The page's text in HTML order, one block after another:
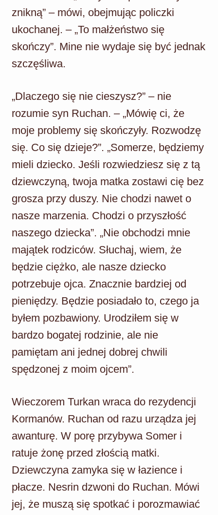
znikną” – mówi, obejmując policzki
ukochanej. – „To małżeństwo się
skończy”. Mine nie wydaje się być jednak
szczęśliwa.
„Dlaczego się nie cieszysz?” – nie
rozumie syn Ruchan. – „Mówię ci, że
moje problemy się skończyły. Rozwodzę
się. Co się dzieje?”. „Somerze, będziemy
mieli dziecko. Jeśli rozwiedziesz się z tą
dziewczyną, twoja matka zostawi cię bez
grosza przy duszy. Nie chodzi nawet o
nasze marzenia. Chodzi o przyszłość
naszego dziecka”. „Nie obchodzi mnie
majątek rodziców. Słuchaj, wiem, że
będzie ciężko, ale nasze dziecko
potrzebuje ojca. Znacznie bardziej od
pieniędzy. Będzie posiadało to, czego ja
byłem pozbawiony. Urodziłem się w
bardzo bogatej rodzinie, ale nie
pamiętam ani jednej dobrej chwili
spędzonej z moim ojcem”.
Wieczorem Turkan wraca do rezydencji
Kormanów. Ruchan od razu urządza jej
awanturę. W porę przybywa Somer i
ratuje żonę przed złością matki.
Dziewczyna zamyka się w łazience i
płacze. Nesrin dzwoni do Ruchan. Mówi
jej, że muszą się spotkać i porozmawiać